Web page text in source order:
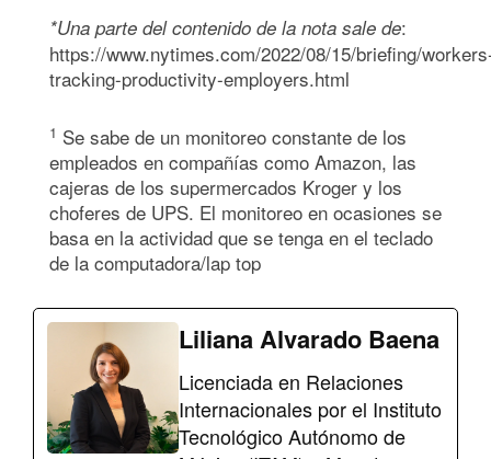
*Una parte del contenido de la nota sale de:
https://www.nytimes.com/2022/08/15/briefing/
tracking-productivity-employers.html
1 Se sabe de un monitoreo constante de los
empleados en compañías como Amazon, las
cajeras de los supermercados Kroger y los
choferes de UPS. El monitoreo en ocasiones se
basa en la actividad que se tenga en el teclado
de la computadora/lap top
Liliana Alvarado Baena
Licenciada en Relaciones
Internacionales por el Instituto
Tecnológico Autónomo de